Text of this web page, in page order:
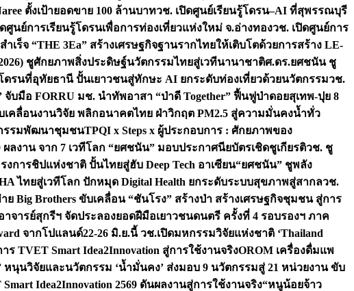
ตั้งเป้ายอดขาย 100 ล้านบาทวช. เปิดศูนย์เรียนรู้โดรน–AI ที่สุพรรณบุรี
นย์การเรียนรู้โดรนเพื่อการท่องเที่ยวแห่งใหม่ จ.อ่างทองวช. เปิดศูนย์การ
เร็จ “THE 3Ea” สร้างเศรษฐกิจฐานรากไทยให้เติบโตด้วยการสร้าง LE-
ชูศักยภาพสิ่งประดิษฐ์นวัตกรรมไทยสู่เวทีนานาชาติศ.ดร.ยศชนัน ชู
ดรนที่อุทัยธานี ปั้นเยาวชนสู่ทักษะ AI ยกระดับท่องเที่ยวด้วยนวัตกรรมวช.
จับมือ FORRU มช. นำทัพอาสา “ป่าดี Together” ฟื้นฟูป่าดอยสุเทพ-ปุย 8
คลื่อนงานวิจัย พลิกอนาคตไทย ฝ่าวิกฤต PM2.5 สู่ความมั่นคงน้ำทั่ว
กรรมพัฒนาชุมชนTPQI x Steps x ผู้ประกอบการ : ศักยภาพของ
ลงาน จาก 7 เวทีโลก “ยศชนัน” มอบประกาศนียบัตรเชิดชูเกียรติวช. ชู
งการชิปแห่งชาติ ปั้นไทยสู่ฮับ Deep Tech อาเซียน“ยศชนัน” ชูพลัง
ไทยสู่เวทีโลก ปักหมุด Digital Health ยกระดับระบบสุขภาพสู่สากลวช.
ย Big Brothers ขับเคลื่อน “ชันโรง” สร้างป่า สร้างเศรษฐกิจชุมชน สู่การ
จารย์สุกรีฯ จัดประลองยอดฝีมือเยาวชนดนตรี ครั้งที่ 4 รอบรองฯ ภาค
จากโปแลนด์22-26 มิ.ย.นี้ วช.เปิดมหกรรมวิจัยแห่งชาติ ‘Thailand
TVET Smart Idea2Innovation สู่การใช้งานจริงOROM เครื่องดื่มแพ
หนุนวิจัยและนวัตกรรม ‘น้ำมั่นคง’ ส่งมอบ 9 นวัตกรรมสู่ 21 หน่วยงาน ขับ
Idea2Innovation 2569 ดันผลงานสู่การใช้งานจริง“หนูน้อยจ้าว